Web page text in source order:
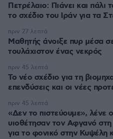
Πετρέλαιο: Πιάνει και
το σχέδιο του Ιράν για τα
Μαθητής άνοιξε πυρ μέσα
τουλάχιστον ένας νεκρός
πριν 27 λεπτά
Το νέο σχέδιο για τη
επενδύσεις και οι νέες
πριν 45 λεπτά
«Δεν το πιστεύουμε», λένε
υιοθέτησαν τον Αφγανό
για το φονικό στην Κυψέλη
πριν 45 λεπτά